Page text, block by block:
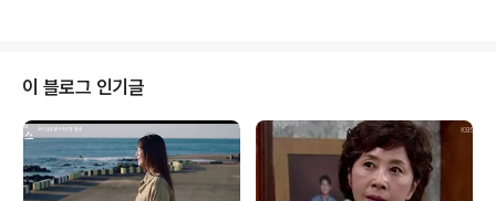
다. 너무 맛있었고 행복했기 때문이었다. JTBC 새 금토드
라마 은 바로 그 소녀가 먹었고 소년이 챙겨줬던 밥으로부
터 시작한다. 그 한 끼가 줬던 행복감을 잊지 못하던 소녀는
삼풍백화점 붕괴로 엄마를 잃고 자신 또한 트라우마를 갖
게 됐지만 요리사가 됐다. 요리사가 된 문차영(하지원)은
그래서..
이 블로그 인기글